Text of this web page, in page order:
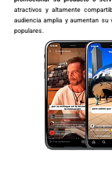
atractivos y altamente
audiencia amplia y aumentan
populares.